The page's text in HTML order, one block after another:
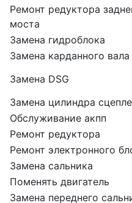
Ремонт редуктора
моста
Замена гидроблока
Замена карданного вала
Замена DSG
Замена цилиндра
Обслуживание акпп
Ремонт редуктора
Ремонт электронного
Замена сальника
Поменять двигатель
Замена переднего